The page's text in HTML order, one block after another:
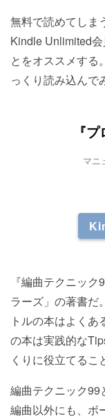
無料で読めてしま
Kindle Unlimited
とをオススメする
っくり読み込んで
『
マニ
『編曲テクニッ
ラーズ」の著書だ
トルの本はよく
の本は実践的な
くりに役立てるこ
編曲テクニック99
編曲以外にも、ボ